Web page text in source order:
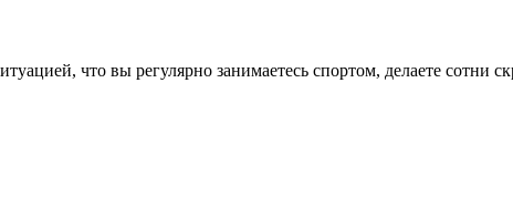
что вы регулярно занимаетесь спортом, делаете сотни